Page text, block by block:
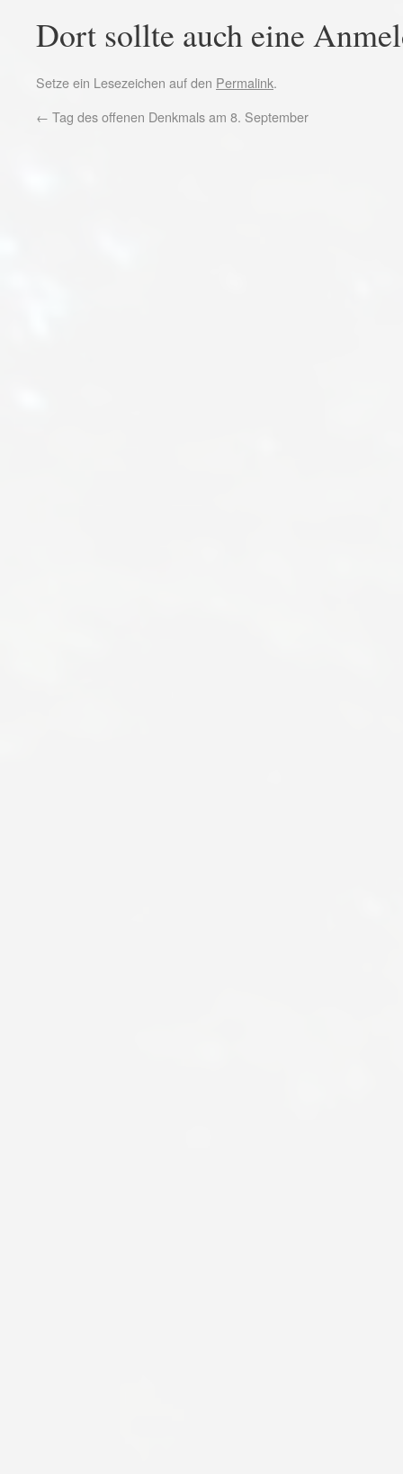
Dort sollte auch eine
Setze ein Lesezeichen auf den Permalink.
← Tag des offenen Denkmals am 8. September